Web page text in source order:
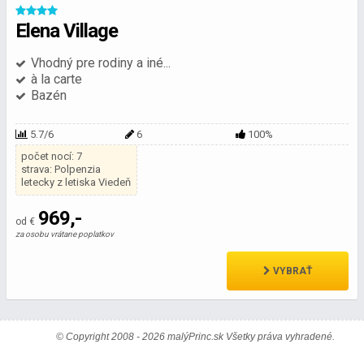
Elena Village
Vhodný pre rodiny a iné...
à la carte
Bazén
5.7/6 6
100%
počet nocí: 7
strava: Polpenzia
letecky z letiska Viedeň
od € 969,-
za osobu vrátane poplatkov
VYBRAŤ
© Copyright 2008 - 2026 malýPrinc.sk Všetky práva vyhradené.